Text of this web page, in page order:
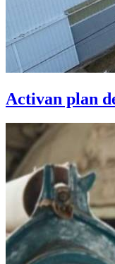
Activan plan